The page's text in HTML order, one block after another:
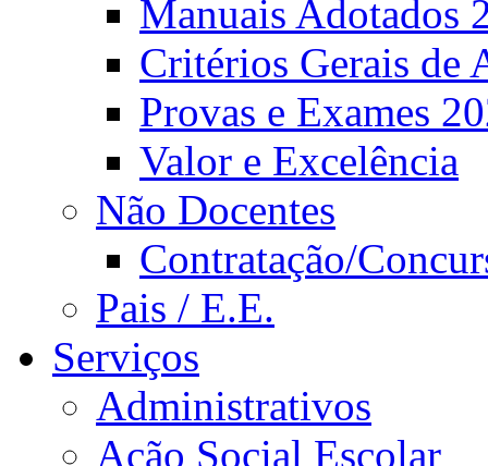
Manuais Adotados
Critérios Gerais de
Provas e Exames
Valor e Excelência
Não Docentes
Contratação/
Pais / E.E.
Serviços
Administrativos
Ação Social Escolar